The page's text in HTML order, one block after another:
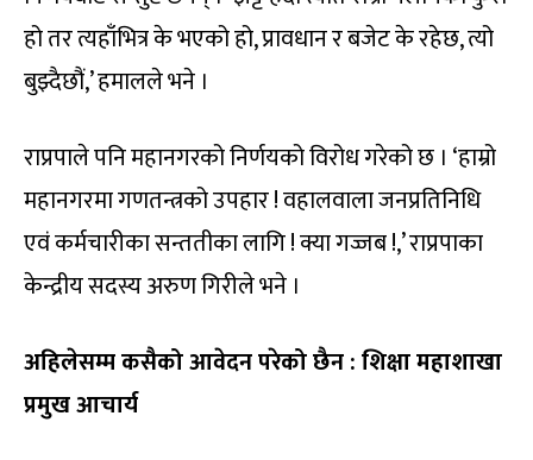
हो तर त्यहाँभित्र के भएको हो, प्रावधान र बजेट के रहेछ, त्यो
बुझ्दैछौं,’ हमालले भने ।
राप्रपाले पनि महानगरको निर्णयको विरोध गरेको छ । ‘हाम्रो
महानगरमा गणतन्त्रको उपहार ! वहालवाला जनप्रतिनिधि
एवं कर्मचारीका सन्ततीका लागि ! क्या गज्जब !,’ राप्रपाका
केन्द्रीय सदस्य अरुण गिरीले भने ।
अहिलेसम्म कसैको आवेदन परेको छैन : शिक्षा महाशाखा
प्रमुख आचार्य